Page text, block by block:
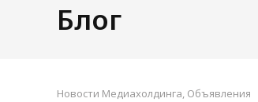
Блог
Новости Медиахолдинга, Объявления